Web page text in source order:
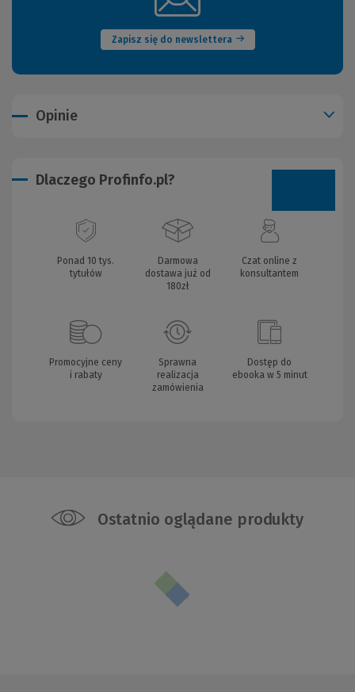
Zapisz się do newslettera
okno)
Opinie
Dlaczego Profinfo.pl?
Ponad 10 tys.
tytułów
Darmowa
dostawa już od
180zł
Czat online z
konsultantem
Promocyjne ceny
i rabaty
Sprawna
realizacja
zamówienia
Dostęp do
ebooka w 5 minut
Ostatnio oglądane produkty